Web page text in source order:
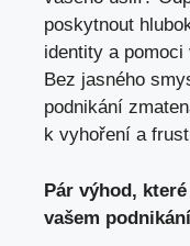
poskytnout
identity a
Bez jasného
podnikání
k vyhoření a
Pár výhod,
vašem